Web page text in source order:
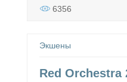
6356
Экшены
Red Orchestra